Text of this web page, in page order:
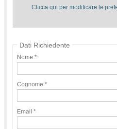
Clicca qui per modificare le
Dati Richiedente
Nome *
Cognome *
Email *